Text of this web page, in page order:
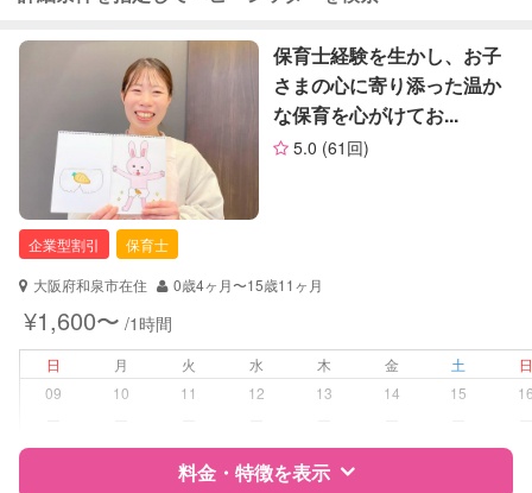
保育士経験を生かし、お子
さまの心に寄り添った温か
な保育を心がけてお...
5.0 (61回)
企業型割引
保育士
大阪府和泉市在住
0歳4ヶ月〜15歳11ヶ月
¥1,600〜 /1時間
日 月 火 水 木 金 土
09
10 11 12 13 14 15
料金・特徴を表示